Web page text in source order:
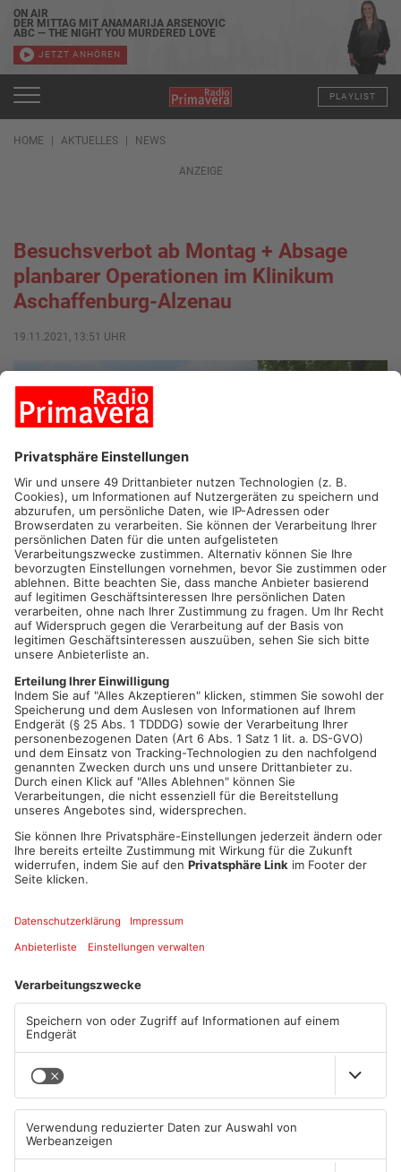
ON AIR
DER MITTAG MIT ANAMARIJA ARSENOVIC
ABC — THE NIGHT YOU MURDERED LOVE
JETZT ANHÖREN
PLAYLIST
HOME AKTUELLES NEWS
ANZEIGE
Besuchsverbot ab Montag + Absage
planbarer Operationen im Klinikum
Aschaffenburg-Alzenau
19.11.2021, 13:51 UHR
ASCHAFFENBURG. Besuchsverbot ab Montag und Absage der
planbaren Operationen
Aufgrund der weiter steigenden Inzidenzen in Stadt und
Landkreis Aschaffenburg hat sich das Klinikum Aschaffenburg-
Alzenau dazu entschlossen wieder ein absolutes
Besuchsverbot auszusprechen.
Wie auch schon bei den vergangenen Besuchsverboten gibt es
Aus-nahmen: Der Besuch Sterbender ist selbstverständlich
weiterhin möglich. Auch eine Begleitperson darf mit in den
Kreißsaal. Mütter auf der Geburtenstation dürfen Besuch von
einer festen Person be-kommen. Eltern dürfen ihre Kinder auch
weiterhin in der Kinderkli-nik besuchen. Weitere Ausnahmen
sind immer im Vorfeld mit der Station telefonisch zu
Besuchsverbot, ist immer ein negativer Corona-Schnelltest,
der nicht älter als 24 Stunden ist, oder ein PCR-Test nicht älter
als 48 Stunden sowie ein Lichtbildausweis. Nur die Begleitung
Verschlechterung des Ge-sundheitszustands des Patienten
sind von der Testpflicht ausge-nommen.
Im Klinikum werden ab sofort alle planbaren Operationen
verscho-ben und nur noch Notfälle, dringliche oder
onkologische Eingriffe durchgeführt, um ausreichend freie
Kapazitäten, sowohl bei den Betten als auch im ärztlichen und
pflegerischen Dienst zu schaffen. Das Klinikum folgt damit
einer Verfügung der Regierung von Unter-franken. Patienten,
die von der Absage der elektiven Behandlungen betroffen sind,
werden von der jeweiligen Klinik direkt informiert.